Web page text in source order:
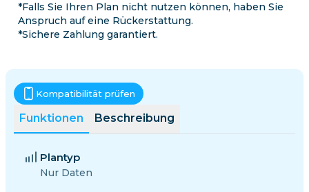
*Falls Sie Ihren Plan nicht nutzen können, haben Sie
Anspruch auf eine Rückerstattung.
*Sichere Zahlung garantiert.
Funktionen Beschreibung
Kompatibilität prüfen
Plantyp
Nur Daten